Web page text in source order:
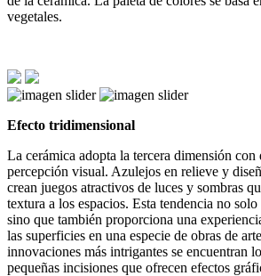
vegetales.
Efecto tridimensional
La cerámica adopta la tercera dimensión con
percepción visual. Azulejos en relieve y
crean juegos atractivos de luces y sombras
textura a los espacios. Esta tendencia no
sino que también proporciona una
las superficies en una especie de obras de
innovaciones más intrigantes se encuentran
pequeñas incisiones que ofrecen efectos